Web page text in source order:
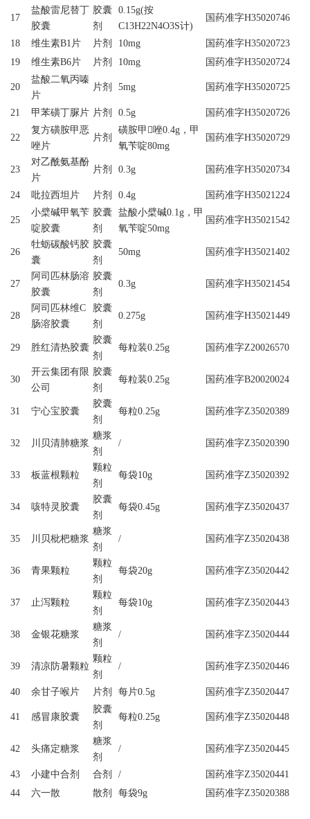
17
盐酸雷尼替丁
胶囊
胶囊
剂
0.15g(按
C13H22N4O3S计)
国药准字H35020746
18 维生素B1片 片剂 10mg
国药准字H35020723
19
维生素B6片 片剂 10mg 国药准字H35020724
20
盐酸二氧丙嗪
片
片剂 5mg 国药准字H35020725
21 甲苯磺丁脲片 片剂 0.5g 国药准字H35020726
22
复方磺胺甲恶
唑片
片剂
磺胺甲唑0.4g，甲
氧苄啶80mg
国药准字H35020729
23
对乙酰氨基酚
片
片剂 0.3g 国药准字H35020734
24 吡拉西坦片 片剂 0.4g 国药准字H35021224
25
小檗碱甲氧苄
啶胶囊
胶囊
剂
盐酸小檗碱0.1g，甲
氧苄啶50mg
国药准字H35021542
26
牡蛎碳酸钙胶
囊
胶囊
剂
50mg 国药准字H35021402
27
阿司匹林肠溶
胶囊
胶囊
剂
0.3g 国药准字H35021454
28
阿司匹林维C
肠溶胶囊
胶囊
剂
0.275g 国药准字H35021449
29 胜红清热胶囊
胶囊
剂
每粒装0.25g 国药准字Z20026570
30
开云集团有限
公司
胶囊
剂
每粒装0.25g 国药准字B20020024
31 宁心宝胶囊
胶囊
剂
每粒0.25g 国药准字Z35020389
32 川贝清肺糖浆
糖浆
剂
/ 国药准字Z35020390
33 板蓝根颗粒
颗粒
剂
每袋10g 国药准字Z35020392
34 咳特灵胶囊
胶囊
剂
每袋0.45g 国药准字Z35020437
35 川贝枇杷糖浆
糖浆
剂
/ 国药准字Z35020438
36 青果颗粒
颗粒
剂
每袋20g 国药准字Z35020442
37 止泻颗粒
颗粒
剂
每袋10g 国药准字Z35020443
38 金银花糖浆
糖浆
剂
/ 国药准字Z35020444
39 清凉防暑颗粒
颗粒
剂
/ 国药准字Z35020446
40 余甘子喉片 片剂 每片0.5g 国药准字Z35020447
41 感冒康胶囊
胶囊
剂
每粒0.25g 国药准字Z35020448
42 头痛定糖浆
糖浆
剂
/ 国药准字Z35020445
43 小建中合剂 合剂 /
国药准字Z35020441
44
六一散 散剂 每袋9g 国药准字Z35020388